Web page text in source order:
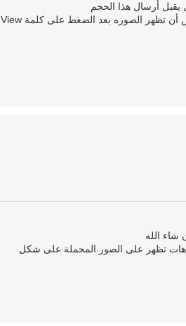
أرسال هذا الحجم
أخي رافد أحتمال يوجد عندك مشكلة مع برنامج الجافا المفروض أن تظهر الصوره بعد الضغط على كلمة View
شاء الله
تظهر على الصور المحملة على شكل